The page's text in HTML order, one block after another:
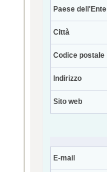
Paese dell'Ente
Città
Codice postale
Indirizzo
Sito web
E-mail